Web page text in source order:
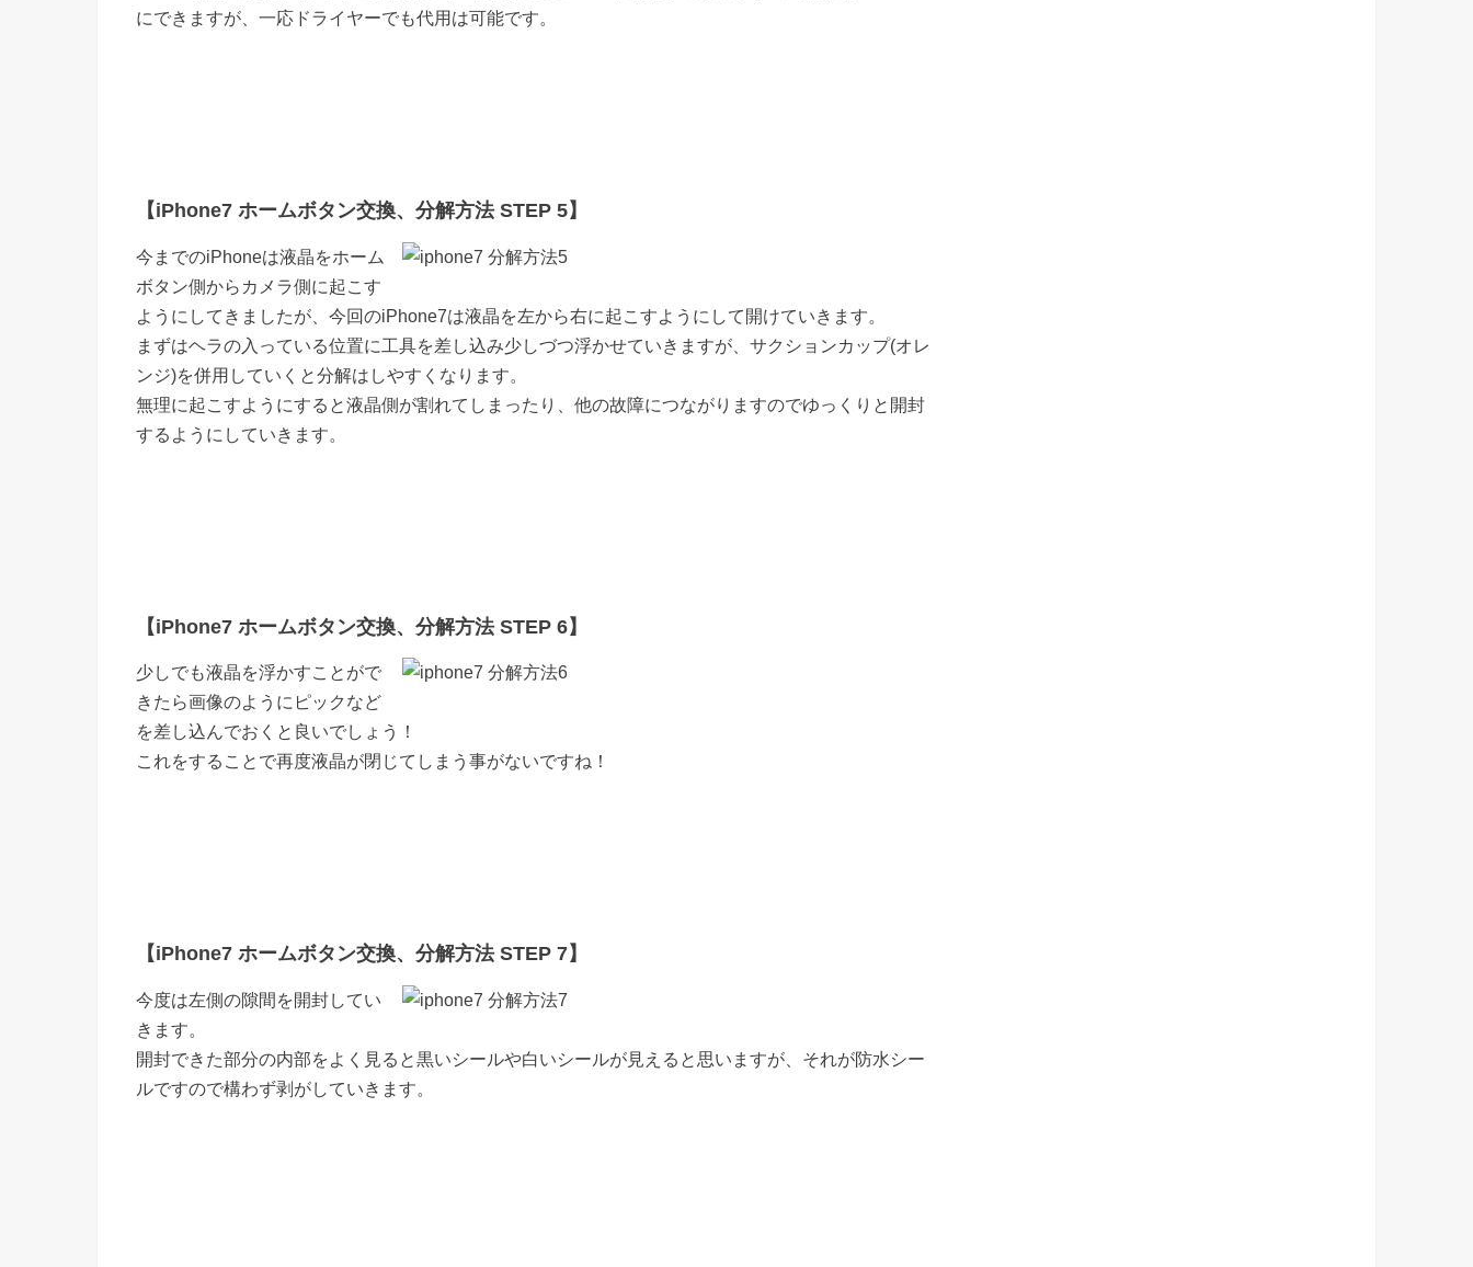
にできますが、一応ドライヤーでも代用は可能です。
【iPhone7 ホームボタン交換、分解方法 STEP 5】
今までのiPhoneは液晶をホーム
ボタン側からカメラ側に起こす
ようにしてきましたが、今回のiPhone7は液晶を左から右に起こすようにして開けていきます。
まずはヘラの入っている位置に工具を差し込み少しづつ浮かせていきますが、サクションカップ(オレ
ンジ)を併用していくと分解はしやすくなります。
無理に起こすようにすると液晶側が割れてしまったり、他の故障につながりますのでゆっくりと開封
するようにしていきます。
【iPhone7 ホームボタン交換、分解方法 STEP 6】
少しでも液晶を浮かすことがで
きたら画像のようにピックなど
を差し込んでおくと良いでしょう！
これをすることで再度液晶が閉じてしまう事がないですね！
【iPhone7 ホームボタン交換、分解方法 STEP 7】
今度は左側の隙間を開封してい
きます。
開封できた部分の内部をよく見ると黒いシールや白いシールが見えると思いますが、それが防水シー
ルですので構わず剥がしていきます。